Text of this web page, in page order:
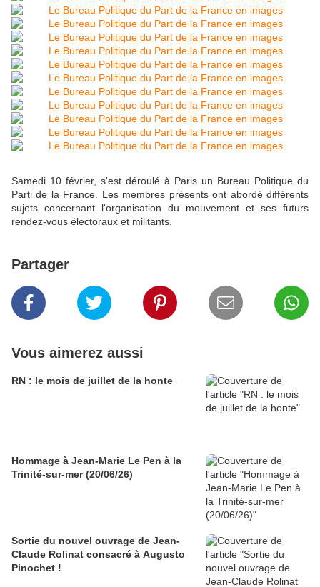
Samedi 10 février, s'est déroulé à Paris un Bureau Politique du
Parti de la France. Les membres présents ont abordé différents
sujets concernant l'organisation du mouvement et ses futurs
rendez-vous électoraux et militants.
Partager
Vous aimerez aussi
RN : le mois de juillet de la honte
Hommage à Jean-Marie Le Pen à la
Trinité-sur-mer (20/06/26)
Sortie du nouvel ouvrage de Jean-
Claude Rolinat consacré à Augusto
Pinochet !